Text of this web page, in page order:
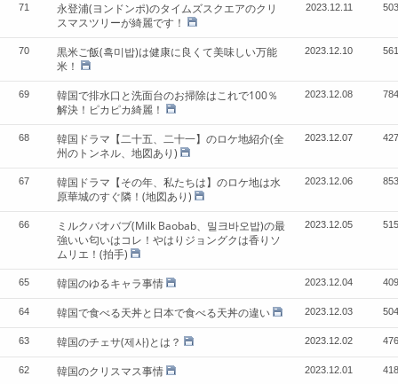
71
永登浦(ヨンドンポ)のタイムズスクエアのクリ
スマスツリーが綺麗です！
2023.12.11 503
70
黒米ご飯(흑미밥)は健康に良くて美味しい万能
米！
2023.12.10 561
69
韓国で排水口と洗面台のお掃除はこれで100％
解決！ピカピカ綺麗！
2023.12.08 784
68
韓国ドラマ【二十五、二十一】のロケ地紹介(全
州のトンネル、地図あり)
2023.12.07 427
67
韓国ドラマ【その年、私たちは】のロケ地は水
原華城のすぐ隣！(地図あり)
2023.12.06 853
66
ミルクバオバブ(Milk Baobab、밀크바오밥)の最
強いい匂いはコレ！やはりジョングクは香りソ
ムリエ！(拍手)
2023.12.05 515
65 韓国のゆるキャラ事情 2023.12.04 409
64 韓国で食べる天丼と日本で食べる天丼の違い 2023.12.03 504
63 韓国のチェサ(제사)とは？ 2023.12.02 476
62 韓国のクリスマス事情 2023.12.01 418